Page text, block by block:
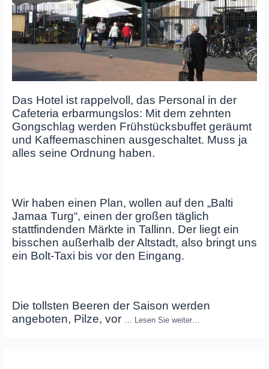
Das Hotel ist rappelvoll, das Personal in der
Cafeteria erbarmungslos: Mit dem zehnten
Gongschlag werden Frühstücksbuffet geräumt
und Kaffeemaschinen ausgeschaltet. Muss ja
alles seine Ordnung haben.
Wir haben einen Plan, wollen auf den „Balti
Jamaa Turg“, einen der großen täglich
stattfindenden Märkte in Tallinn. Der liegt ein
bisschen außerhalb der Altstadt, also bringt uns
ein Bolt-Taxi bis vor den Eingang.
Die tollsten Beeren der Saison werden
angeboten, Pilze, vor
Lesen Sie weiter…